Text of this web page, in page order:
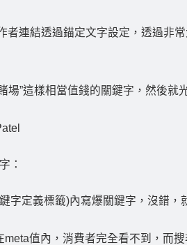
者連結透過錨定文字設定，透過非
場”這樣相當值錢的關鍵字，然後就
：
字定義標籤)內寫爆關鍵字，沒錯，
值內，消費者完全看不到，而